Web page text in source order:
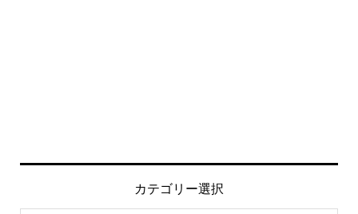
カテゴリー選択